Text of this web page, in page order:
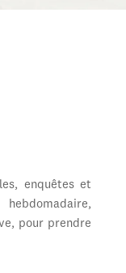
enquêtes et
pour prendre